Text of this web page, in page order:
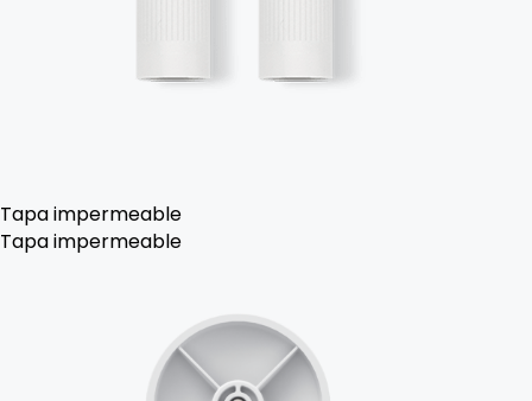
Tapa impermeable
Tapa impermeable